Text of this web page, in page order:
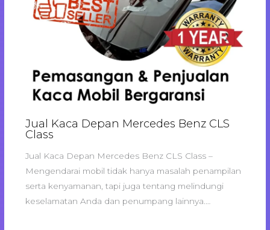
Jual Kaca Depan Mercedes Benz CLS
Class
Jual Kaca Depan Mercedes Benz CLS Class –
Mengendarai mobil tidak hanya masalah penampilan
serta kenyamanan, tapi juga tentang melindungi
keselamatan Anda dan penumpang lainnya.…